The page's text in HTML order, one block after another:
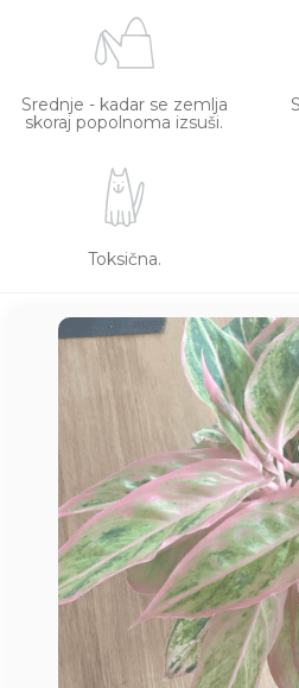
Srednje - kadar se zemlja
skoraj popolnoma izsuši.
Toksična.